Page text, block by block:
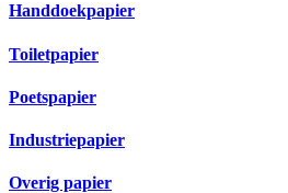
Handdoekpapier
Toiletpapier
Poetspapier
Industriepapier
Overig papier